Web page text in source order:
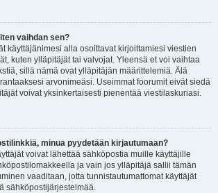
vaihdan sen?
käyttäjänimesi alla osoittavat kirjoittamiesi viestien
kuten ylläpitäjät tai valvojat. Yleensä et voi vaihtaa
sillä nämä ovat ylläpitäjän määrittelemiä. Älä
arvonimeäsi. Useimmat foorumit eivät siedä
voivat yksinkertaisesti pienentää viestilaskuriasi.
minua pyydetään kirjautumaan?
voivat lähettää sähköpostia muille käyttäjille
ja vain jos ylläpitäjä sallii tämän
vaaditaan, jotta tunnistautumattomat käyttäjät
sähköpostijärjestelmää.